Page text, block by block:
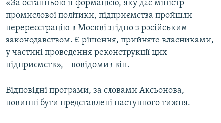
ІНФОГРАФІКА
ДОЛУЧАЙСЯ!
Усі сайти RFE/RL
«За останньою інформацією, яку дає міністр
промислової політики, підприємства пройшли
перереєстрацію в Москві згідно з російським
законодавством. Є рішення, прийняте власниками,
у частині проведення реконструкції цих
підприємств», –повідомив він.
Відповідні програми, за словами Аксьонова,
повинні бути представлені наступного тижня.